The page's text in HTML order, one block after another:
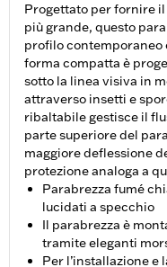
Progettato per fornire
più grande, questo
profilo contemporaneo
forma compatta è
sotto la linea visiva in
attraverso insetti e
ribaltabile gestisce il
parte superiore del
maggiore deflessione
protezione analoga a
Parabrezza fumé
lucidati a specchio
Il parabrezza è
tramite eleganti
Per l’installazione e